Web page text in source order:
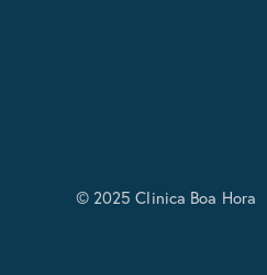
© 2025 Clinica Boa Hora